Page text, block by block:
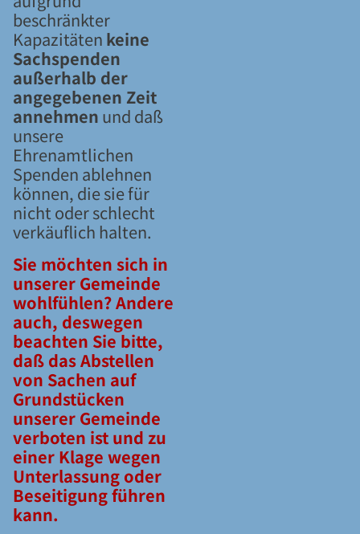
beschränkter
Kapazitäten keine
Sachspenden
außerhalb der
angegebenen Zeit
annehmen und daß
unsere
Ehrenamtlichen
Spenden ablehnen
können, die sie für
nicht oder schlecht
verkäuflich halten.
Sie möchten sich in
unserer Gemeinde
wohlfühlen? Andere
auch, deswegen
beachten Sie bitte,
daß das Abstellen
von Sachen auf
Grundstücken
unserer Gemeinde
verboten ist und zu
einer Klage wegen
Unterlassung oder
Beseitigung führen
kann.